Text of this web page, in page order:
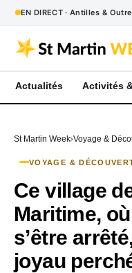
EN DIRECT · Antilles &
Actualités Activités
St Martin Week Voyage &
VOYAGE &
Ce village
Maritime,
s’être
joyau